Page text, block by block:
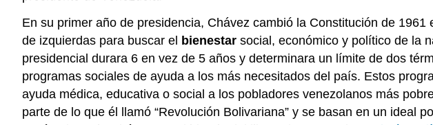
En su primer año de presidencia, Chávez cambió la Constitución de 1961
de izquierdas para buscar el bienestar social, económico y político de la
presidencial durara 6 en vez de 5 años y determinara un límite de dos
programas sociales de ayuda a los más necesitados del país. Estos
ayuda médica, educativa o social a los pobladores venezolanos más
parte de lo que él llamó “Revolución Bolivariana” y se basan en un ideal